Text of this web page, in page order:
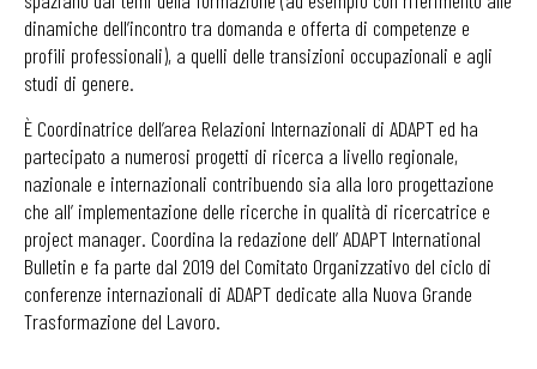
dinamiche dell’incontro tra domanda e offerta di competenze e
profili professionali), a quelli delle transizioni occupazionali e agli
studi di genere.
È Coordinatrice dell’area Relazioni Internazionali di ADAPT ed ha
partecipato a numerosi progetti di ricerca a livello regionale,
nazionale e internazionali contribuendo sia alla loro progettazione
che all’ implementazione delle ricerche in qualità di ricercatrice e
project manager. Coordina la redazione dell’ ADAPT International
Bulletin e fa parte dal 2019 del Comitato Organizzativo del ciclo di
conferenze internazionali di ADAPT dedicate alla Nuova Grande
Trasformazione del Lavoro.